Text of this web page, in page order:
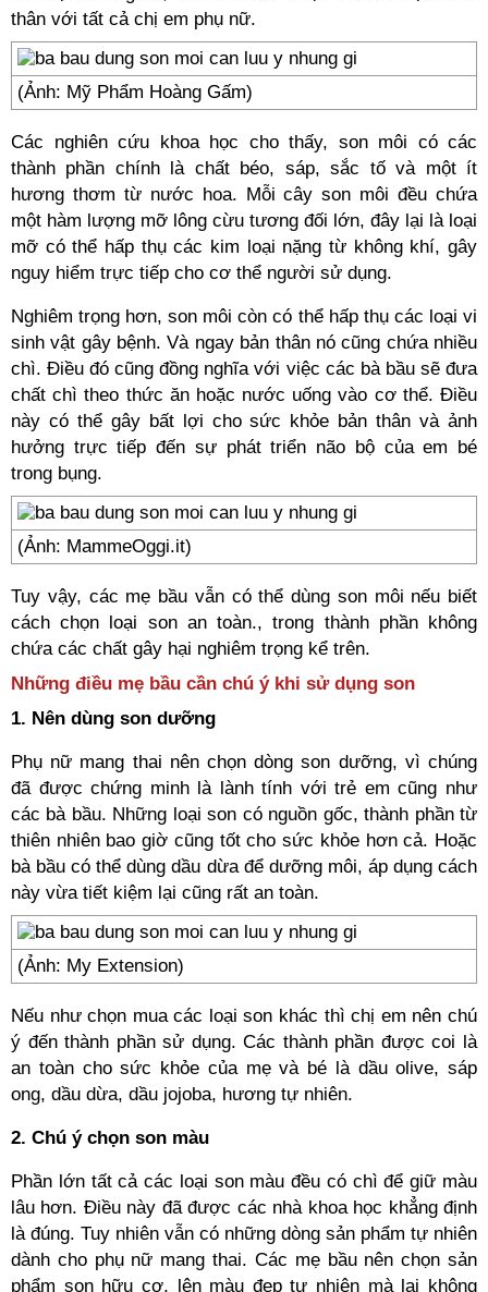
thân với tất cả chị em phụ nữ.
(Ảnh: Mỹ Phẩm Hoàng Gấm)
Các nghiên cứu khoa học cho thấy, son môi có các
thành phần chính là chất béo, sáp, sắc tố và một ít
hương thơm từ nước hoa. Mỗi cây son môi đều chứa
một hàm lượng mỡ lông cừu tương đối lớn, đây lại là loại
mỡ có thể hấp thụ các kim loại nặng từ không khí, gây
nguy hiểm trực tiếp cho cơ thể người sử dụng.
Nghiêm trọng hơn, son môi còn có thể hấp thụ các loại vi
sinh vật gây bệnh. Và ngay bản thân nó cũng chứa nhiều
chì. Điều đó cũng đồng nghĩa với việc các bà bầu sẽ đưa
chất chì theo thức ăn hoặc nước uống vào cơ thể. Điều
này có thể gây bất lợi cho sức khỏe bản thân và ảnh
hưởng trực tiếp đến sự phát triển não bộ của em bé
trong bụng.
(Ảnh: MammeOggi.it)
Tuy vậy, các mẹ bầu vẫn có thể dùng son môi nếu biết
cách chọn loại son an toàn., trong thành phần không
chứa các chất gây hại nghiêm trọng kể trên.
Những điều mẹ bầu cần chú ý khi sử dụng son
1. Nên dùng son dưỡng
Phụ nữ mang thai nên chọn dòng son dưỡng, vì chúng
đã được chứng minh là lành tính với trẻ em cũng như
các bà bầu. Những loại son có nguồn gốc, thành phần từ
thiên nhiên bao giờ cũng tốt cho sức khỏe hơn cả. Hoặc
bà bầu có thể dùng dầu dừa để dưỡng môi, áp dụng cách
này vừa tiết kiệm lại cũng rất an toàn.
(Ảnh: My Extension)
Nếu như chọn mua các loại son khác thì chị em nên chú
ý đến thành phần sử dụng. Các thành phần được coi là
an toàn cho sức khỏe của mẹ và bé là dầu olive, sáp
ong, dầu dừa, dầu jojoba, hương tự nhiên.
2. Chú ý chọn son màu
Phần lớn tất cả các loại son màu đều có chì để giữ màu
lâu hơn. Điều này đã được các nhà khoa học khẳng định
là đúng. Tuy nhiên vẫn có những dòng sản phẩm tự nhiên
dành cho phụ nữ mang thai. Các mẹ bầu nên chọn sản
phẩm son hữu cơ, lên màu đẹp tự nhiên mà lại không